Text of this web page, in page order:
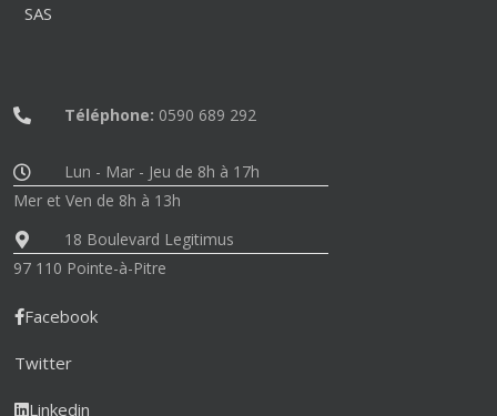
SAS
Téléphone: 0590 689 292
Lun - Mar - Jeu de 8h à 17h
Mer et Ven de 8h à 13h
18 Boulevard Legitimus
97 110 Pointe-à-Pitre
Facebook
Twitter
Linkedin